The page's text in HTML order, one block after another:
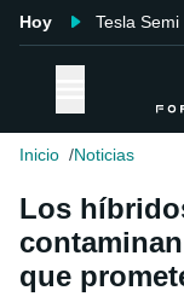
Hoy Tesla Semi
Inicio Noticias
Los
que